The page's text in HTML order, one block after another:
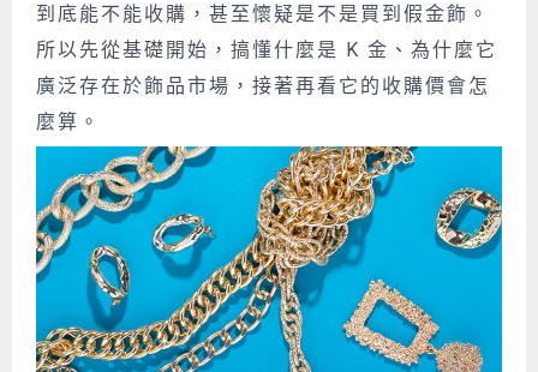
到底能不能收購，甚至懷疑是不是買到假金飾。
所以先從基礎開始，搞懂什麼是 K 金、為什麼它
廣泛存在於飾品市場，接著再看它的收購價會怎
麼算。